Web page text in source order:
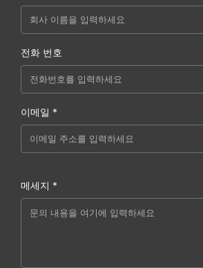
전화 번호
이메일 *
메세지 *